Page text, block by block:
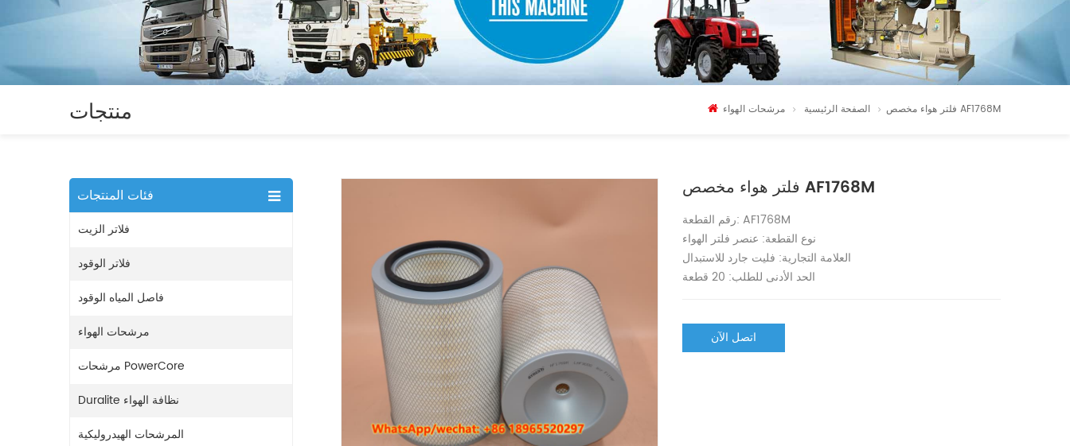
منتجات الصفحة الرئيسية مرشحات الهواء فلتر هواء مخصص AF1768M
فئات المنتجات
فلاتر الزيت
فلاتر الوقود
فاصل المياه الوقود
مرشحات الهواء
مرشحات PowerCore
Duralite نظافة الهواء
المرشحات الهيدروليكية
فلتر هواء مخصص AF1768M
رقم القطعة: AF1768M
نوع القطعة: عنصر فلتر الهواء
العلامة التجارية: فليت جارد للاستبدال
الحد الأدنى للطلب: 20 قطعة
اتصل الآن